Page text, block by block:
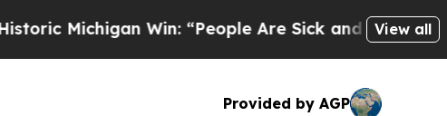
Win: “People Are Sick and Tired of This
View all
Provided by AGP